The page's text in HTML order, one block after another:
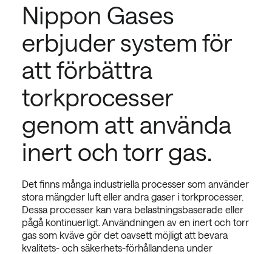
Nippon Gases
erbjuder system för
att förbättra
torkprocesser
genom att använda
inert och torr gas.
Det finns många industriella processer som använder
stora mängder luft eller andra gaser i torkprocesser.
Dessa processer kan vara belastningsbaserade eller
pågå kontinuerligt. Användningen av en inert och torr
gas som kväve gör det oavsett möjligt att bevara
kvalitets- och säkerhets-förhållandena under